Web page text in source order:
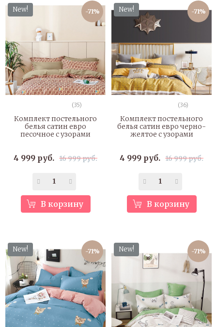
New! -71%
(35)
Комплект постельного
белья сатин евро
песочное с узорами
4 999 руб. 16 999 руб.
В корзину
New! -71%
(36)
Комплект постельного
белья сатин евро черно-
желтое с узорами
4 999 руб. 16 999 руб.
В корзину
New! -71% New! -71%